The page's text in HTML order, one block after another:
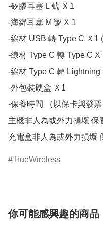
-矽膠耳塞 L 號 Ｘ1
-海綿耳塞 M 號 X 1
-線材 USB 轉 Type C Ｘ1
-線材 Type C 轉 Type C X
-線材 Type C 轉 Lightning
-外包裝硬盒 Ｘ1
-保養時間 （以保卡與發票
主機非人為或外力損壞 保
TrueWireless
你可能感興趣的商品